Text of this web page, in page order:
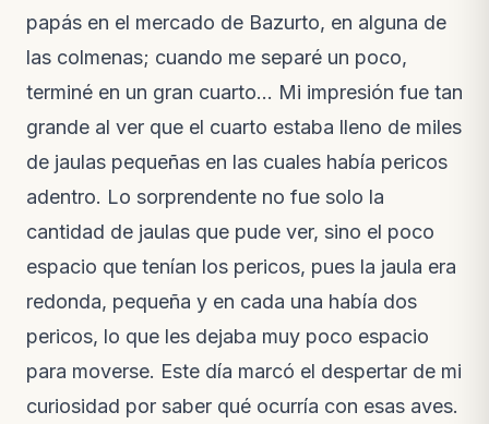
papás en el mercado de Bazurto, en alguna de
las colmenas; cuando me separé un poco,
terminé en un gran cuarto… Mi impresión fue tan
grande al ver que el cuarto estaba lleno de miles
de jaulas pequeñas en las cuales había pericos
adentro. Lo sorprendente no fue solo la
cantidad de jaulas que pude ver, sino el poco
espacio que tenían los pericos, pues la jaula era
redonda, pequeña y en cada una había dos
pericos, lo que les dejaba muy poco espacio
para moverse. Este día marcó el despertar de mi
curiosidad por saber qué ocurría con esas aves.